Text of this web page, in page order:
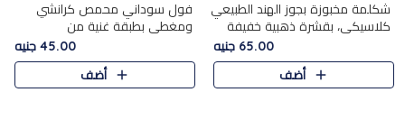
شكلمة مخبوزة بجوز الهند الطبيعي
كلاسيكي، بقشرة ذهبية خفيفة
وقلب طري رطب يذوب في الفم،
تمنحك المذاق الشرقي الحلو الأصيل
التقليدي في كل لقمة.
65.00 جنيه
أضف
فول سوداني محمص كرانشي
ومغطى بطبقة غنية من
الشوكولاتة، يجمع بين طعم
القرمشة الأصيلة الكلاسكيكية
التقليدية للفول السوداني وحلاوة
45.00 جنيه
أضف